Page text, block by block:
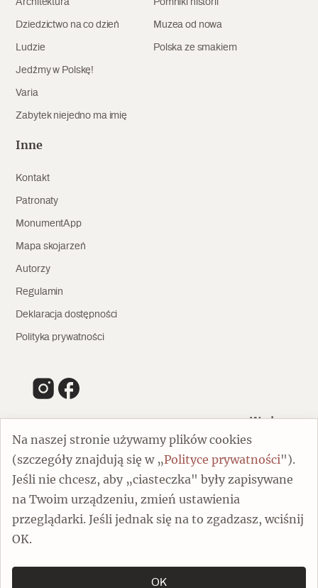
Na naszej stronie używamy plików cookies
(szczegóły znajdują się w „Polityce prywatności").
Jeśli nie chcesz, aby „ciasteczka" były zapisywane
na Twoim urządzeniu, zmień ustawienia
przeglądarki. Jeśli jednak się na to zgadzasz, wciśnij
OK.
OK
Architektura
Dziedzictwo na co dzień
Ludzie
Jedźmy w Polskę!
Varia
Zabytek niejedno ma imię
Pomniki historii
Muzea od nowa
Polska ze smakiem
Inne
Kontakt
Patronaty
MonumentApp
Mapa skojarzeń
Autorzy
Regulamin
Deklaracja dostępności
Polityka prywatności
Wydawca
00-805 Warszawa
ul. Chmielna 132/134
Dofinansowano ze środków Ministra Kultury i Dziedzictwa
Narodowego